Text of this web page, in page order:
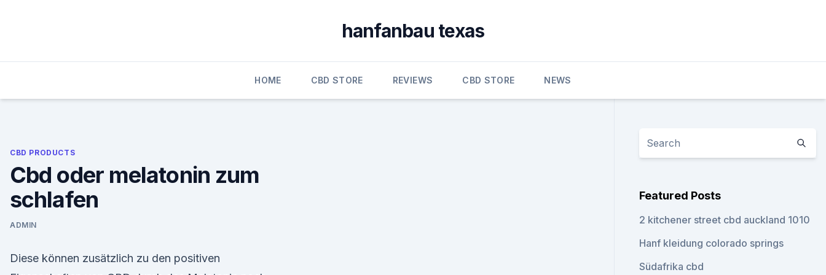
hanfanbau texas
HOME CBD STORE REVIEWS CBD STORE NEWS
CBD PRODUCTS
Cbd oder melatonin zum
schlafen
ADMIN
Diese können zusätzlich zu den positiven
Featured Posts
2 kitchener street cbd auckland 1010
Hanf kleidung colorado springs
Südafrika cbd